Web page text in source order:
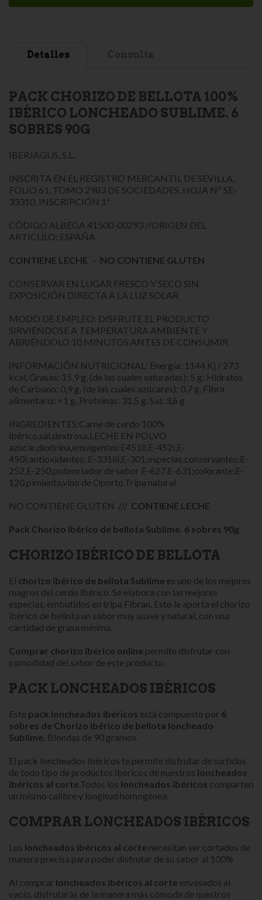
Detalles
PACK CHORIZO DE BELLOTA 100%
IBÉRICO LONCHEADO SUBLIME. 6
SOBRES 90G
IBERJAGUS, S.L.
INSCRITA EN EL REGISTRO MERCANTIL DE SEVILLA,
FOLIO 61, TOMO 2983 DE SOCIEDADES, HOJA Nº SE-
33310, INSCRIPCIÓN 1ª
CÓDIGO ALBEGA 41500-00293 //ORIGEN DEL
ARTICULO: ESPAÑA
CONTIENE LECHE - NO CONTIENE GLUTEN
CONSERVAR EN LUGAR FRESCO Y SECO SIN
EXPOSICIÓN DIRECTA A LA LUZ SOLAR
MODO DE EMPLEO: DISFRUTE EL PRODUCTO
SIRVIÉNDOSE A TEMPERATURA AMBIENTE Y
ABRIÉNDOLO 10 MINUTOS ANTES DE CONSUMIR
INFORMACIÓN NUTRICIONAL: Energía: 1144 Kj / 273
kcal, Grasas: 15,9 g, (de las cuales saturadas): 5 g; Hidratos
de Carbono: 0,9 g, (de las cuales azúcares): 0,7 g, Fibra
alimentaria: <1 g, Proteínas: 31,5 g, Sal: 3,6 g
INGREDIENTES:Carne de cerdo 100%
ibérico,sal,dextrosa,LECHE EN POLVO
azúcar,dextrina,emulgentes:E451ii,E-452i,E-
450i;antioxidantes: E-331iii,E-301;especias,conservantes:E-
252,E-250;potenciador de sabor E-627,E-631;colorante:E-
120,pimienta,vino de Oporto.Tripa natural.
NO CONTIENE GLUTEN /// CONTIENE LECHE
Pack Chorizo ibérico de bellota Sublime. 6 sobres 90g
CHORIZO IBÉRICO DE BELLOTA
El chorizo ibérico de bellota Sublime es uno de los mejores
magros del cerdo ibérico. Se elabora con las mejores
especias, embutidos en tripa Fibran. Esto le aporta el chorizo
ibérico de bellota un sabor muy suave y natural, con una
cantidad de grasa mínima.
Comprar chorizo ibérico online permite disfrutar con
comodidad del sabor de este producto.
PACK LONCHEADOS IBÉRICOS
Este pack loncheados ibéricos está compuesto por 6
sobres de Chorizo ibérico de bellota loncheado
Sublime Blondas de 90 gramos.
El pack loncheados ibéricos te permite disfrutar de surtidos
de todo tipo de productos ibéricos de nuestros loncheados
ibéricos al corte .Todos los loncheados ibéricos comparten
un mismo calibre y longitud homogénea.
COMPRAR LONCHEADOS IBÉRICOS
Los loncheados ibéricos al corte necesitan ser cortados de
manera precisa para poder disfrutar de su sabor al 100%
Al comprar loncheados ibéricos al corte envasados al
vacío, disfrutarás de la manera más cómoda de nuestros